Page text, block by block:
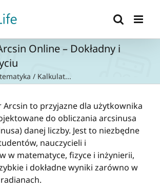
Online – Dokładny i
/ Kalkulat...
Arcsin to przyjazne dla użytkownika
do obliczania arcsinusa
danej liczby. Jest to niezbędne
nauczycieli i
w matematyce, fizyce i inżynierii,
i dokładne wyniki zarówno w